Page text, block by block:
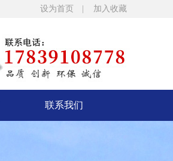
设为首页 | 加入收藏
联系我们